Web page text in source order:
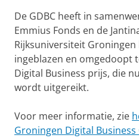
De GDBC heeft in
Emmius Fonds en de
Rijksuniversiteit
ingeblazen en omgedoopt
Digital Business prijs, die
wordt uitgereikt.
Voor meer informatie, zie
Groningen Digital Business